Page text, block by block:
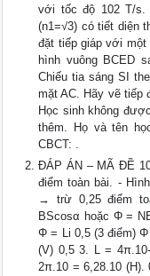
với tốc độ 102 T/s.
(n1=√3) có tiết diện
đặt tiếp giáp với một
hình vuông BCED
Chiếu tia sáng SI
mặt AC. Hãy vẽ tiếp
Học sinh không
thêm. Họ và tên
CBCT: .
ĐÁP ÁN – MÃ ĐỀ
điểm toàn bài. -
→ trừ 0,25 điểm
BScosα hoặc Φ =
Φ = Li 0,5 (3 điểm)
(V) 0,5 3. L =
2π.10 = 6,28.10 (H).